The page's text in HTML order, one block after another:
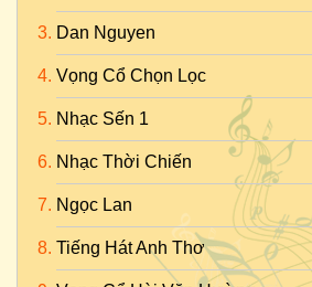
Dan Nguyen
Vọng Cổ Chọn Lọc
Nhạc Sến 1
Nhạc Thời Chiến
Ngọc Lan
Tiếng Hát Anh Thơ